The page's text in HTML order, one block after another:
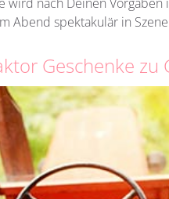
Abend spektakulär in
Geschenke